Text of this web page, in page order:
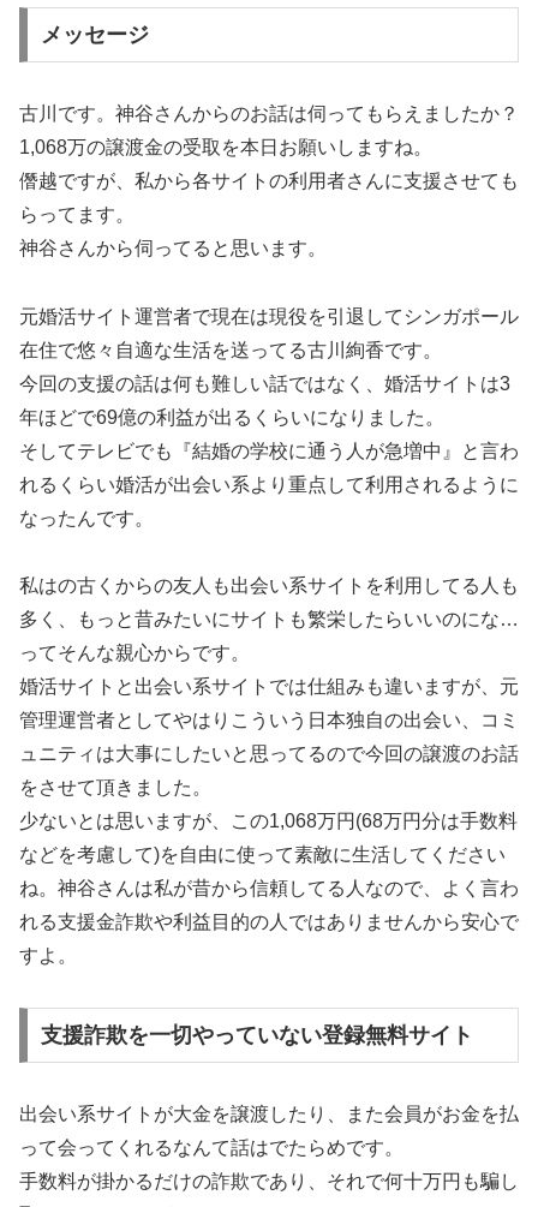
メッセージ
古川です。神谷さんからのお話は伺ってもらえましたか？
1,068万の譲渡金の受取を本日お願いしますね。
僭越ですが、私から各サイトの利用者さんに支援させても
らってます。
神谷さんから伺ってると思います。
元婚活サイト運営者で現在は現役を引退してシンガポール
在住で悠々自適な生活を送ってる古川絢香です。
今回の支援の話は何も難しい話ではなく、婚活サイトは3
年ほどで69億の利益が出るくらいになりました。
そしてテレビでも『結婚の学校に通う人が急増中』と言わ
れるくらい婚活が出会い系より重点して利用されるように
なったんです。
私はの古くからの友人も出会い系サイトを利用してる人も
多く、もっと昔みたいにサイトも繁栄したらいいのにな…
ってそんな親心からです。
婚活サイトと出会い系サイトでは仕組みも違いますが、元
管理運営者としてやはりこういう日本独自の出会い、コミ
ュニティは大事にしたいと思ってるので今回の譲渡のお話
をさせて頂きました。
少ないとは思いますが、この1,068万円(68万円分は手数料
などを考慮して)を自由に使って素敵に生活してください
ね。神谷さんは私が昔から信頼してる人なので、よく言わ
れる支援金詐欺や利益目的の人ではありませんから安心で
すよ。
支援詐欺を一切やっていない登録無料サイト
出会い系サイトが大金を譲渡したり、また会員がお金を払
って会ってくれるなんて話はでたらめです。
手数料が掛かるだけの詐欺であり、それで何十万円も騙し